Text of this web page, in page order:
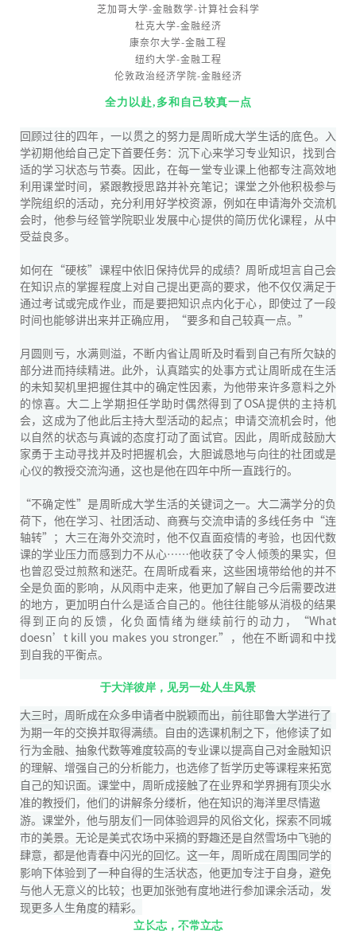
芝加哥大学-金融数学-计算社会科学
杜克大学-金融经济
康奈尔大学-金融工程
纽约大学-金融工程
伦敦政治经济学院-金融经济
全力以赴, 多和自己较真一点
回顾过往的四年，一以贯之的努力是周昕成大学生话的底色。入
学初期他给自己定下首要任务：沉下心来学习专业知识，找到合
适的学习状态与节奏。因此，在每一堂专业课上他都专注高效地
利用课堂时间，紧跟教授思路并补充笔记；课堂之外他积极参与
学院组织的活动，充分利用好学校资源，例如在申请海外交流机
会时，他参与经管学院职业发展中心提供的简历优化课程，从中
受益良多。
如何在“硬核”课程中依旧保持优异的成绩？周昕成坦言自己会
在知识点的掌握程度上对自己提出更高的要求，他不仅仅满足于
通过考试或完成作业，而是要把知识点内化于心，即使过了一段
时间也能够讲出来并正确应用，“要多和自己较真一点。”
月圆则亏，水满则溢，不断内省让周昕及时看到自己有所欠缺的
部分进而持续精进。此外，认真踏实的处事方式让周昕成在生活
的未知契机里把握住其中的确定性因素，为他带来许多意料之外
的惊喜。大二上学期担任学助时偶然得到了OSA提供的主持机
会，这成为了他此后主持大型活动的起点；申请交流机会时，他
以自然的状态与真诚的态度打动了面试官。因此，周昕成鼓励大
家勇于主动寻找并及时把握机会，大胆诚恳地与向往的社团或是
心仪的教授交流沟通，这也是他在四年中所一直践行的。
“不确定性”是周昕成大学生活的关键词之一。大二满学分的负
荷下，他在学习、社团活动、商赛与交流申请的多线任务中“连
轴转”；大三在海外交流时，他不仅直面疫情的考验，也因代数
课的学业压力而感到力不从心……他收获了令人倾羡的果实，但
也曾忍受过煎熬和迷茫。在周昕成看来，这些困境带给他的并不
全是负面的影响，从风雨中走来，他更加了解自己今后需要改进
的地方，更加明白什么是适合自己的。他往往能够从消极的结果
得到正向的反馈，化负面情绪为继续前行的动力，“What
doesn’t kill you makes you stronger.”，他在不断调和中找
到自我的平衡点。
于大洋彼岸，见另一处人生风景
大三时，周昕成在众多申请者中脱颖而出，前往耶鲁大学进行了
为期一年的交换并取得满绩。自由的选课机制之下，他修读了如
行为金融、抽象代数等难度较高的专业课以提高自己对金融知识
的理解、增强自己的分析能力，也选修了哲学历史等课程来拓宽
自己的知识面。课堂中，周昕成接触了在业界和学界拥有顶尖水
准的教授们，他们的讲解条分缕析，他在知识的海洋里尽情遨
游。课堂外，他与朋友们一同体验迥异的风俗文化，探索不同城
市的美景。无论是美式农场中采摘的野趣还是自然雪场中飞驰的
肆意，都是他青春中闪光的回忆。这一年，周昕成在周围同学的
影响下体验到了一种自得的生活状态，他更加专注于自身，避免
与他人无意义的比较；也更加张弛有度地进行参加课余活动，发
现更多人生角度的精彩。
立长志，不常立志